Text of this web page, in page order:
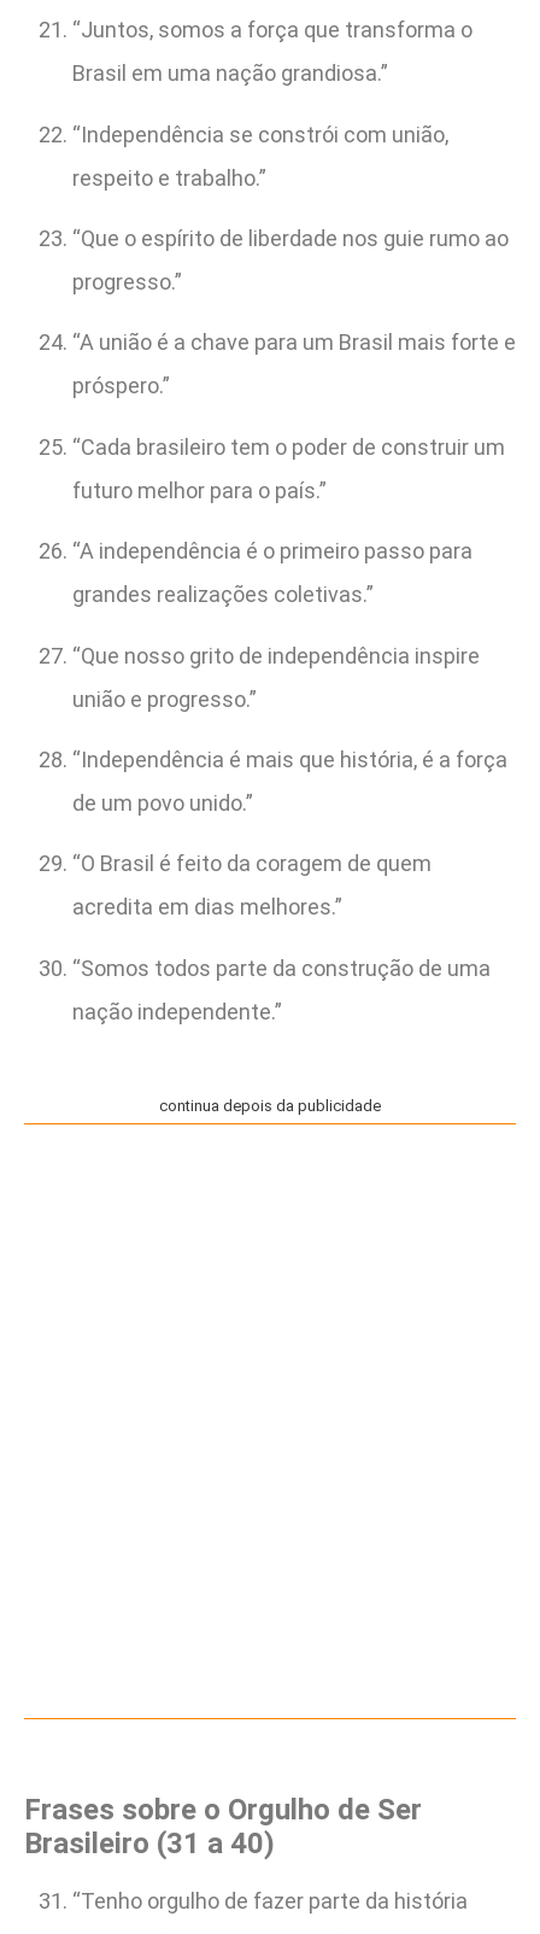
“Juntos, somos a força que transforma o
Brasil em uma nação grandiosa.”
“Independência se constrói com união,
respeito e trabalho.”
“Que o espírito de liberdade nos guie rumo ao
progresso.”
“A união é a chave para um Brasil mais forte e
próspero.”
“Cada brasileiro tem o poder de construir um
futuro melhor para o país.”
“A independência é o primeiro passo para
grandes realizações coletivas.”
“Que nosso grito de independência inspire
união e progresso.”
“Independência é mais que história, é a força
de um povo unido.”
“O Brasil é feito da coragem de quem
acredita em dias melhores.”
“Somos todos parte da construção de uma
nação independente.”
continua depois da publicidade
Frases sobre o Orgulho de Ser
Brasileiro (31 a 40)
“Tenho orgulho de fazer parte da história